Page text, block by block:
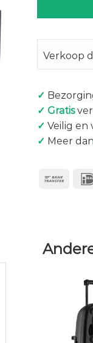
Verkoop
✓
✓ Gratis
✓ Veilig en
✓ Meer dan